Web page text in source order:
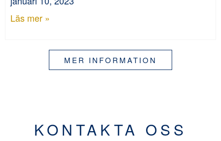
Läs mer »
MER INFORMATION
KONTAKTA OSS